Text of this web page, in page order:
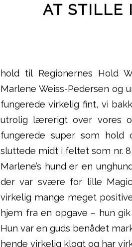
AT STILLE
hold til Regionernes Hold
Marlene Weiss-Pedersen og
fungerede virkelig fint, vi
utrolig lærerigt over vores
fungerede super som
sluttede midt i feltet som nr.
Marlene’s hund er en
der var svære for lille
virkelig mange meget
hjem fra en opgave – hun
Hun var en guds benådet
hende virkelig klogt og har